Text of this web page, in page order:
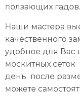
ползающих гадов.
Наши мастера
качественного
удобное для Вас
москитных
день после
можете